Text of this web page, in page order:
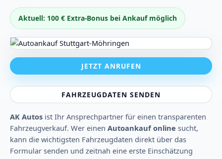
Aktuell: 100 € Extra-Bonus bei Ankauf möglich
JETZT ANRUFEN
FAHRZEUGDATEN SENDEN
AK Autos ist Ihr Ansprechpartner für einen transparenten
Fahrzeugverkauf. Wer einen Autoankauf online sucht,
kann die wichtigsten Fahrzeugdaten direkt über das
Formular senden und zeitnah eine erste Einschätzung